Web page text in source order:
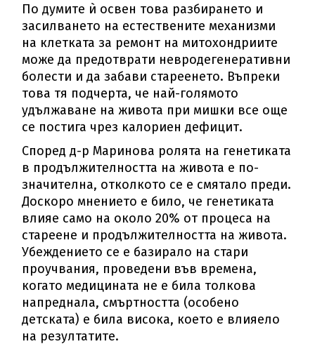
По думите ѝ освен това разбирането и
засилването на естествените механизми
на клетката за ремонт на митохондриите
може да предотврати невродегенеративни
болести и да забави стареенето. Въпреки
това тя подчерта, че най-голямото
удължаване на живота при мишки все още
се постига чрез калориен дефицит.
Според д-р Маринова ролята на генетиката
в продължителността на живота е по-
значителна, отколкото се е смятало преди.
Доскоро мнението е било, че генетиката
влияе само на около 20% от процеса на
стареене и продължителността на живота.
Убеждението се е базирало на стари
проучвания, проведени във времена,
когато медицината не е била толкова
напреднала, смъртността (особено
детската) е била висока, което е влияело
на резултатите.